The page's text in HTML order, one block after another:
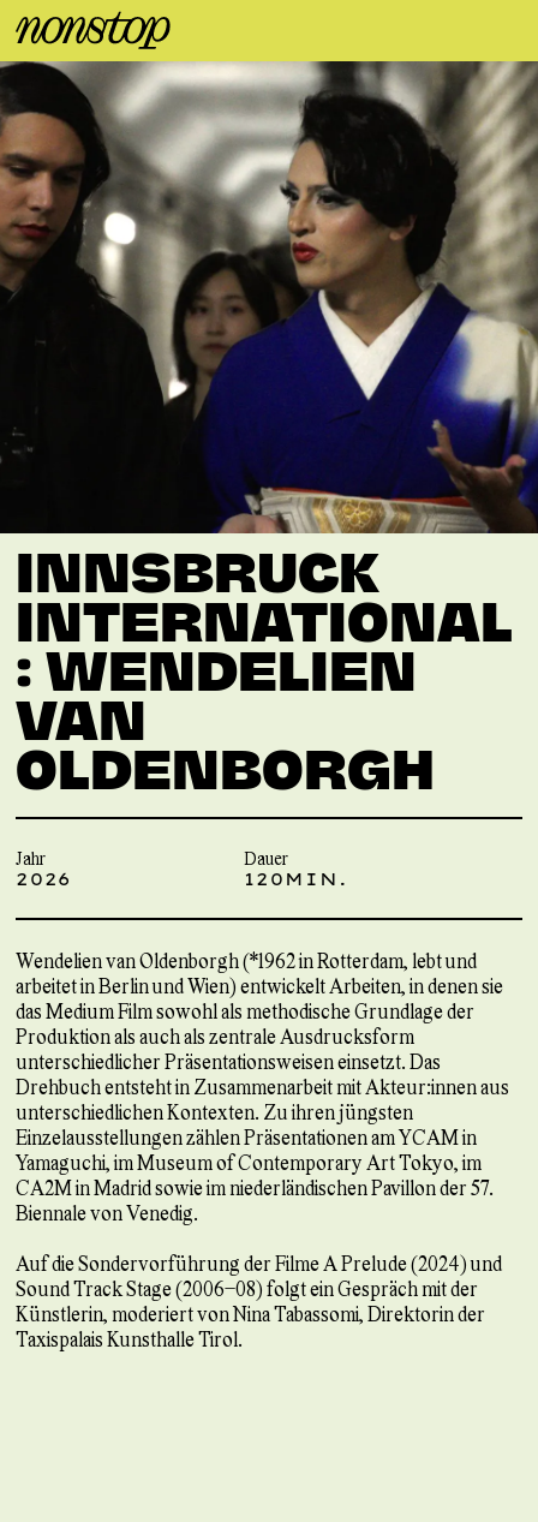
INNSBRUCK
INTERNATIONAL
: WENDELIEN
VAN
OLDENBORGH
Jahr
2026
Dauer
120MIN.
Wendelien van Oldenborgh (*1962 in Rotterdam, lebt und
arbeitet in Berlin und Wien) entwickelt Arbeiten, in denen sie
das Medium Film sowohl als methodische Grundlage der
Produktion als auch als zentrale Ausdrucksform
unterschiedlicher Präsentationsweisen einsetzt. Das
Drehbuch entsteht in Zusammenarbeit mit Akteur:innen aus
unterschiedlichen Kontexten. Zu ihren jüngsten
Einzelausstellungen zählen Präsentationen am YCAM in
Yamaguchi, im Museum of Contemporary Art Tokyo, im
CA2M in Madrid sowie im niederländischen Pavillon der 57.
Biennale von Venedig.
Auf die Sondervorführung der Filme A Prelude (2024) und
Sound Track Stage (2006–08) folgt ein Gespräch mit der
Künstlerin, moderiert von Nina Tabassomi, Direktorin der
Taxispalais Kunsthalle Tirol.